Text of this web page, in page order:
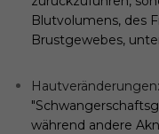
Blutvolumens, des
Brustgewebes,
Hautveränderungen:
während andere